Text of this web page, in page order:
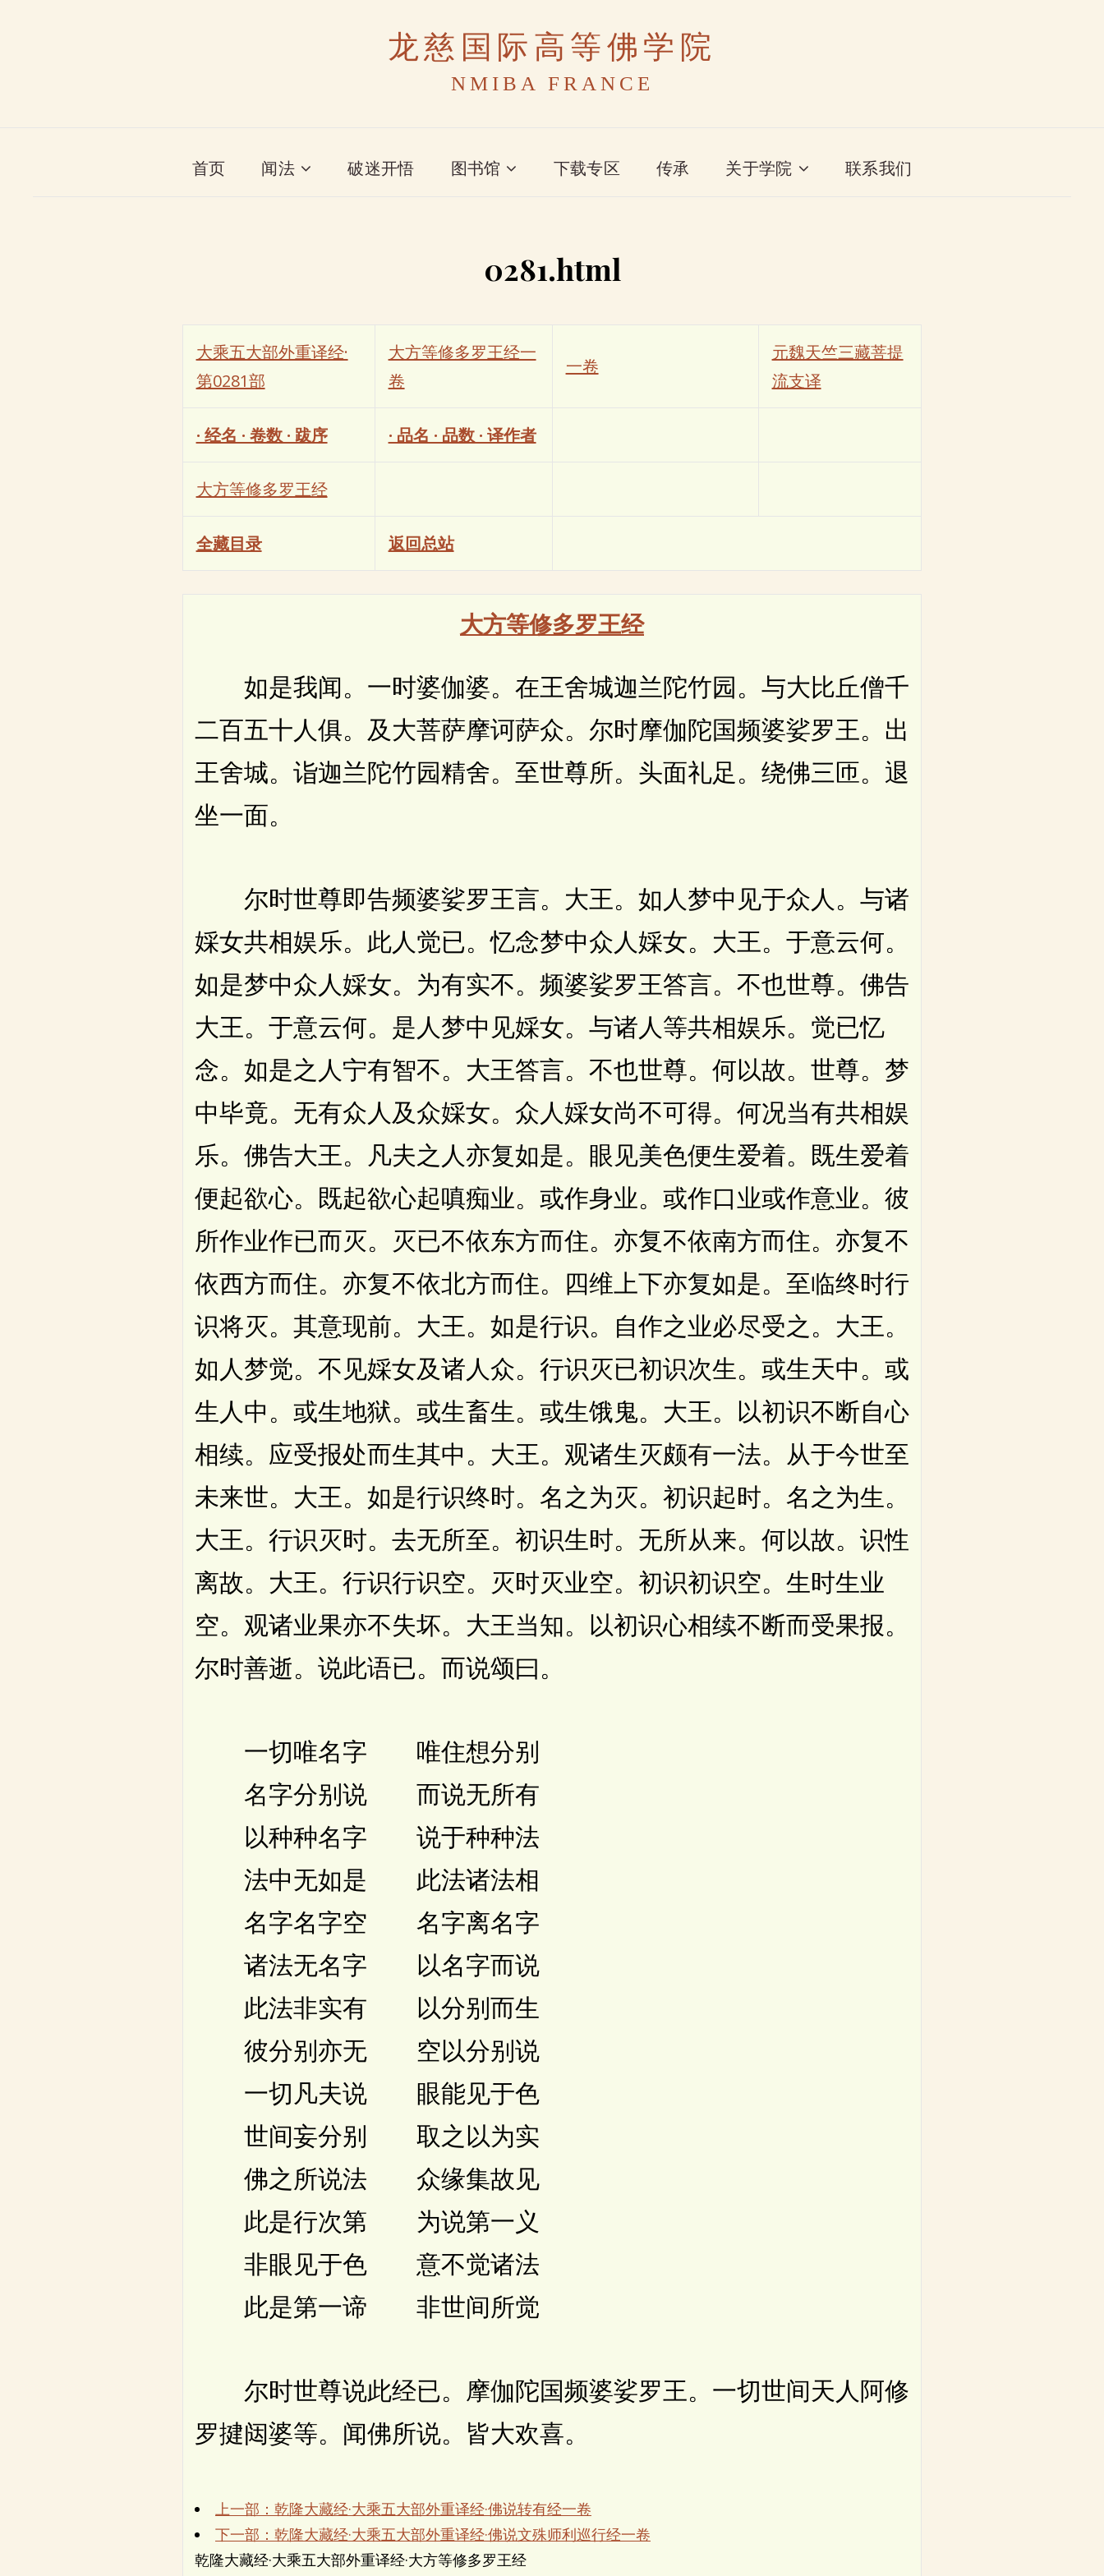
龙慈国际高等佛学院
NMIBA FRANCE
首页 闻法 破迷开悟 图书馆 下载专区 传承 关于学院 联系我们
0281.html
大乘五大部外重译经·
第0281部
大方等修多罗王经一
卷
一卷
元魏天竺三藏菩提
流支译
· 经名 · 卷数 · 跋序 · 品名 · 品数 · 译作者
大方等修多罗王经
全藏目录 返回总站
大方等修多罗王经
如是我闻。一时婆伽婆。在王舍城迦兰陀竹园。与大比丘僧千
二百五十人俱。及大菩萨摩诃萨众。尔时摩伽陀国频婆娑罗王。出
王舍城。诣迦兰陀竹园精舍。至世尊所。头面礼足。绕佛三匝。退
坐一面。
尔时世尊即告频婆娑罗王言。大王。如人梦中见于众人。与诸
婇女共相娱乐。此人觉已。忆念梦中众人婇女。大王。于意云何。
如是梦中众人婇女。为有实不。频婆娑罗王答言。不也世尊。佛告
大王。于意云何。是人梦中见婇女。与诸人等共相娱乐。觉已忆
念。如是之人宁有智不。大王答言。不也世尊。何以故。世尊。梦
中毕竟。无有众人及众婇女。众人婇女尚不可得。何况当有共相娱
乐。佛告大王。凡夫之人亦复如是。眼见美色便生爱着。既生爱着
便起欲心。既起欲心起嗔痴业。或作身业。或作口业或作意业。彼
所作业作已而灭。灭已不依东方而住。亦复不依南方而住。亦复不
依西方而住。亦复不依北方而住。四维上下亦复如是。至临终时行
识将灭。其意现前。大王。如是行识。自作之业必尽受之。大王。
如人梦觉。不见婇女及诸人众。行识灭已初识次生。或生天中。或
生人中。或生地狱。或生畜生。或生饿鬼。大王。以初识不断自心
相续。应受报处而生其中。大王。观诸生灭颇有一法。从于今世至
未来世。大王。如是行识终时。名之为灭。初识起时。名之为生。
大王。行识灭时。去无所至。初识生时。无所从来。何以故。识性
离故。大王。行识行识空。灭时灭业空。初识初识空。生时生业
空。观诸业果亦不失坏。大王当知。以初识心相续不断而受果报。
尔时善逝。说此语已。而说颂曰。
一切唯名字 唯住想分别
名字分别说 而说无所有
以种种名字 说于种种法
法中无如是 此法诸法相
名字名字空 名字离名字
诸法无名字 以名字而说
此法非实有 以分别而生
彼分别亦无 空以分别说
一切凡夫说 眼能见于色
世间妄分别 取之以为实
佛之所说法 众缘集故见
此是行次第 为说第一义
非眼见于色 意不觉诸法
此是第一谛 非世间所觉
尔时世尊说此经已。摩伽陀国频婆娑罗王。一切世间天人阿修
罗揵闼婆等。闻佛所说。皆大欢喜。
上一部：乾隆大藏经·大乘五大部外重译经·佛说转有经一卷
下一部：乾隆大藏经·大乘五大部外重译经·佛说文殊师利巡行经一卷
乾隆大藏经·大乘五大部外重译经·大方等修多罗王经